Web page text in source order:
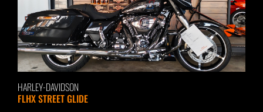
HARLEY-DAVIDSON
FLHX STREET GLIDE